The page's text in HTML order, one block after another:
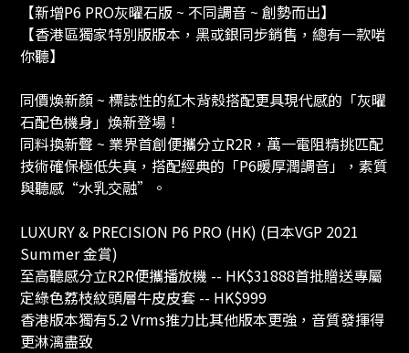
【新增P6 PRO灰曜石版 ~ 不同調音 ~ 創勢而出】
【香港區獨家特別版版本，黑或銀同步銷售，總有一款啱
你聽】
同價煥新顏 ~ 標誌性的紅木背殼搭配更具現代感的「灰曜
石配色機身」煥新登場！
同料換新聲 ~ 業界首創便攜分立R2R，萬一電阻精挑匹配
技術確保極低失真，搭配經典的「P6暖厚潤調音」，素質
與聽感“水乳交融”。
LUXURY & PRECISION P6 PRO (HK) (日本VGP 2021
Summer 金賞)
至高聽感分立R2R便攜播放機 -- HK$31888首批贈送專屬
定綠色荔枝紋頭層牛皮皮套 -- HK$999
香港版本獨有5.2 Vrms推力比其他版本更強，音質發揮得
更淋漓盡致